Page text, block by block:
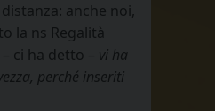
anche noi,
la ns Regalità
– ci ha detto – vi ha
perché inseriti